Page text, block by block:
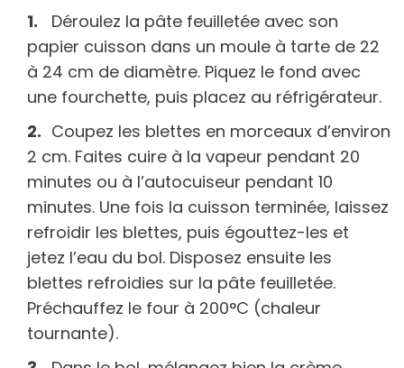
Déroulez la pâte feuilletée avec son
papier cuisson dans un moule à tarte de 22
à 24 cm de diamètre. Piquez le fond avec
une fourchette, puis placez au réfrigérateur.
Coupez les blettes en morceaux d’environ
2 cm. Faites cuire à la vapeur pendant 20
minutes ou à l’autocuiseur pendant 10
minutes. Une fois la cuisson terminée, laissez
refroidir les blettes, puis égouttez-les et
jetez l’eau du bol. Disposez ensuite les
blettes refroidies sur la pâte feuilletée.
Préchauffez le four à 200°C (chaleur
tournante).